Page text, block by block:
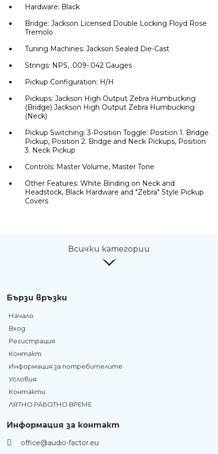
Hardware: Black
Bridge: Jackson Licensed Double Locking Floyd Rose
Tremolo
Tuning Machines: Jackson Sealed Die-Cast
Strings: NPS, .009-.042 Gauges
Pickup Configuration: H/H
Pickups: Jackson High Output Zebra Humbucking
(Bridge) Jackson High Output Zebra Humbucking
(Neck)
Pickup Switching: 3-Position Toggle: Position 1. Bridge
Pickup, Position 2. Bridge and Neck Pickups, Position
3. Neck Pickup
Controls: Master Volume, Master Tone
Other Features: White Binding on Neck and
Headstock, Black Hardware and "Zebra" Style Pickup
Covers
Всички категории
Бързи връзки
Начало
Вход
Регистрация
Контакт
Информация за потребителите
Условия
Контакти
ЛЯТНО РАБОТНО ВРЕМЕ
Информация за контакт
office@audio-factor.eu